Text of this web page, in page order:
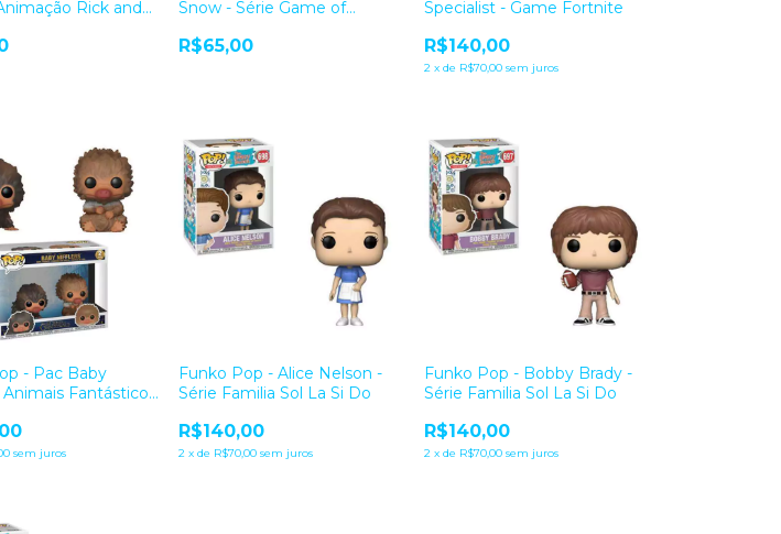
Rick and
Snow - Série Game of
R$65,00
Specialist - Game Fortnite
R$140,00
2 x de R$70,00 sem juros
- Pac Baby
Fantásticos
sem juros
Funko Pop - Alice Nelson -
Série Familia Sol La Si Do
R$140,00
2 xde R$70,00 sem juros
Funko Pop - Bobby Brady -
Série Familia Sol La Si Do
R$140,00
2 x de R$70,00 sem juros